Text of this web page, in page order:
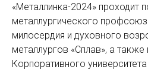
«Металлинка-2024» проходит
металлургического
милосердия и духовного
металлургов «Сплав», а также
Корпоративного